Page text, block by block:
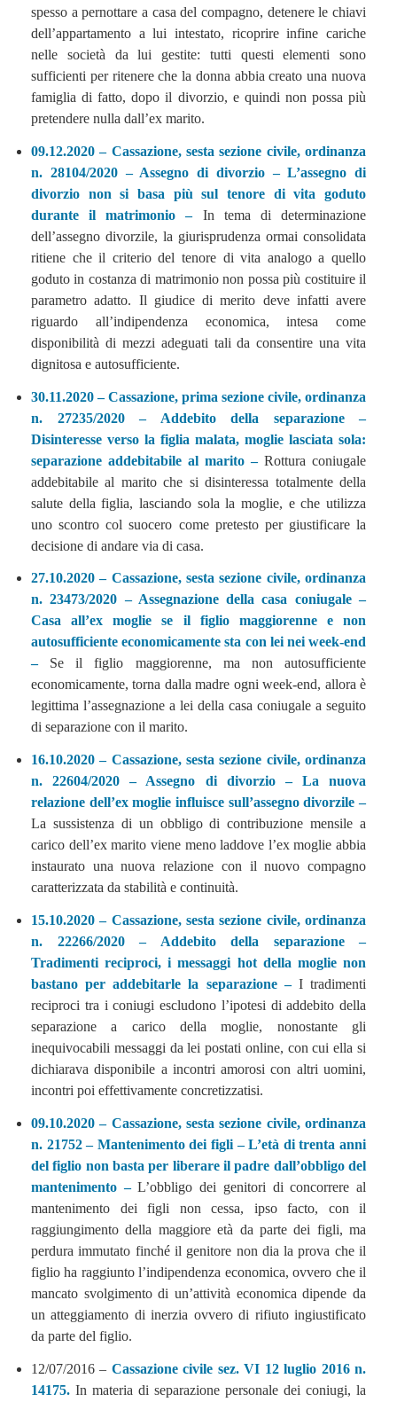
spesso a pernottare a casa del compagno, detenere le chiavi
dell’appartamento a lui intestato, ricoprire infine cariche
nelle società da lui gestite: tutti questi elementi sono
sufficienti per ritenere che la donna abbia creato una nuova
famiglia di fatto, dopo il divorzio, e quindi non possa più
pretendere nulla dall’ex marito.
09.12.2020 – Cassazione, sesta sezione civile, ordinanza
n. 28104/2020 – Assegno di divorzio – L’assegno di
divorzio non si basa più sul tenore di vita goduto
durante il matrimonio – In tema di determinazione
dell’assegno divorzile, la giurisprudenza ormai consolidata
ritiene che il criterio del tenore di vita analogo a quello
goduto in costanza di matrimonio non possa più costituire il
parametro adatto. Il giudice di merito deve infatti avere
riguardo all’indipendenza economica, intesa come
disponibilità di mezzi adeguati tali da consentire una vita
dignitosa e autosufficiente.
30.11.2020 – Cassazione, prima sezione civile, ordinanza
n. 27235/2020 – Addebito della separazione –
Disinteresse verso la figlia malata, moglie lasciata sola:
separazione addebitabile al marito –Rottura coniugale
addebitabile al marito che si disinteressa totalmente della
salute della figlia, lasciando sola la moglie, e che utilizza
uno scontro col suocero come pretesto per giustificare la
decisione di andare via di casa.
27.10.2020 – Cassazione, sesta sezione civile, ordinanza
n. 23473/2020 – Assegnazione della casa coniugale –
Casa all’ex moglie se il figlio maggiorenne e non
autosufficiente economicamente sta con lei nei week-end
–Se il figlio maggiorenne, ma non autosufficiente
economicamente, torna dalla madre ogni week-end, allora è
legittima l’assegnazione a lei della casa coniugale a seguito
di separazione con il marito.
16.10.2020 – Cassazione, sesta sezione civile, ordinanza
n. 22604/2020 – Assegno di divorzio – La nuova
relazione dell’ex moglie influisce sull’assegno divorzile –
La sussistenza di un obbligo di contribuzione mensile a
carico dell’ex marito viene meno laddove l’ex moglie abbia
instaurato una nuova relazione con il nuovo compagno
caratterizzata da stabilità e continuità.
15.10.2020 – Cassazione, sesta sezione civile, ordinanza
n. 22266/2020 – Addebito della separazione –
Tradimenti reciproci, i messaggi hot della moglie non
bastano per addebitarle la separazione – I tradimenti
reciproci tra i coniugi escludono l’ipotesi di addebito della
separazione a carico della moglie, nonostante gli
inequivocabili messaggi da lei postati online, con cui ella si
dichiarava disponibile a incontri amorosi con altri uomini,
incontri poi effettivamente concretizzatisi.
09.10.2020 – Cassazione, sesta sezione civile, ordinanza
n. 21752 – Mantenimento dei figli – L’età di trenta anni
del figlio non basta per liberare il padre dall’obbligo del
mantenimento –L’obbligo dei genitori di concorrere al
mantenimento dei figli non cessa, ipso facto, con il
raggiungimento della maggiore età da parte dei figli, ma
perdura immutato finché il genitore non dia la prova che il
figlio ha raggiunto l’indipendenza economica, ovvero che il
mancato svolgimento di un’attività economica dipende da
un atteggiamento di inerzia ovvero di rifiuto ingiustificato
da parte del figlio.
12/07/2016 – Cassazione civile sez. VI 12 luglio 2016 n.
14175. In materia di separazione personale dei coniugi, la